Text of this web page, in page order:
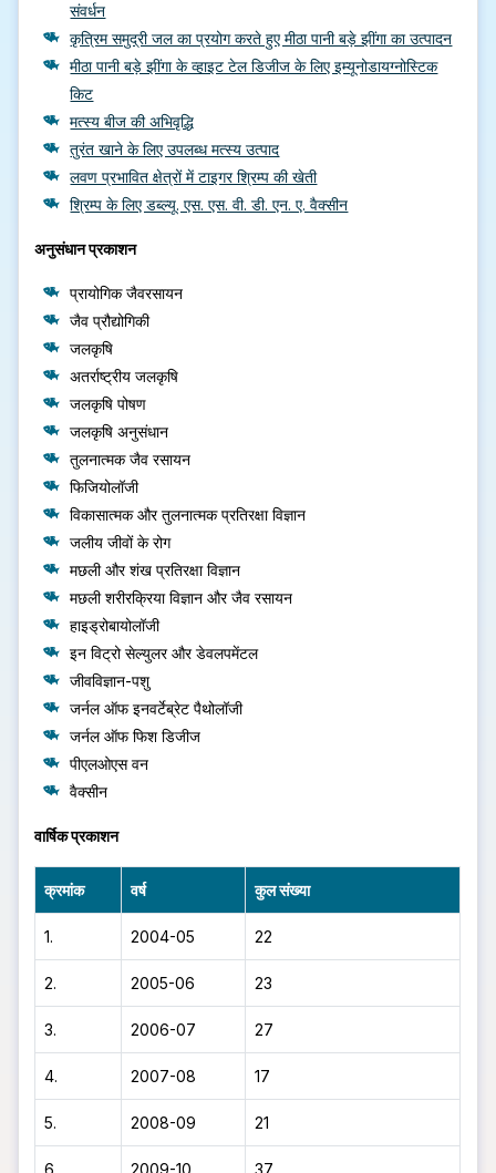
संवर्धन
कृत्रिम समुद्री जल का प्रयोग करते हुए मीठा पानी बड़े झींगा का उत्पादन
मीठा पानी बड़े झींगा के व्हाइट टेल डिजीज के लिए इम्यूनोडायग्नोस्टिक
किट
मत्स्य बीज की अभिवृद्धि
तुरंत खाने के लिए उपलब्ध मत्स्य उत्पाद
लवण प्रभावित क्षेत्रों में टाइगर श्रिम्प की खेती
श्रिम्प के लिए डब्ल्यू. एस. एस. वी. डी. एन. ए. वैक्सीन
अनुसंधान प्रकाशन
प्रायोगिक जैवरसायन
जैव प्रौद्योगिकी
जलकृषि
अतर्राष्ट्रीय जलकृषि
जलकृषि पोषण
जलकृषि अनुसंधान
तुलनात्मक जैव रसायन
फिजियोलॉजी
विकासात्मक और तुलनात्मक प्रतिरक्षा विज्ञान
जलीय जीवों के रोग
मछली और शंख प्रतिरक्षा विज्ञान
मछली शरीरक्रिया विज्ञान और जैव रसायन
हाइड्रोबायोलॉजी
इन विट्रो सेल्युलर और डेवलपमेंटल
जीवविज्ञान-पशु
जर्नल ऑफ इनवर्टेब्रेट पैथोलॉजी
जर्नल ऑफ फिश डिजीज
पीएलओएस वन
वैक्सीन
वार्षिक प्रकाशन
क्रमांक वर्ष कुल संख्या
1. 2004-05 22
2. 2005-06 23
3. 2006-07 27
4. 2007-08 17
5. 2008-09 21
6. 2009-10 37